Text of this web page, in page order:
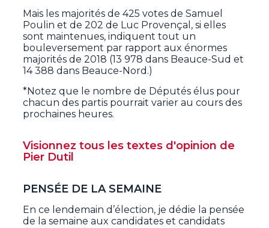
Mais les majorités de 425 votes de Samuel
Poulin et de 202 de Luc Provençal, si elles
sont maintenues, indiquent tout un
bouleversement par rapport aux énormes
majorités de 2018 (13 978 dans Beauce-Sud et
14 388 dans Beauce-Nord.)
*Notez que le nombre de Députés élus pour
chacun des partis pourrait varier au cours des
prochaines heures.
Visionnez tous les textes d'opinion de
Pier Dutil
PENSÉE DE LA SEMAINE
En ce lendemain d’élection, je dédie la pensée
de la semaine aux candidates et candidats